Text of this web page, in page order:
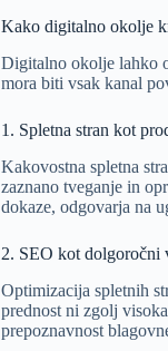
Kako digitalno okolje
Digitalno okolje lahko
mora biti vsak kanal
1. Spletna stran kot
Kakovostnaspletna
zaznano tveganje in
dokaze, odgovarja na
2. SEO kot dolgoročni
Optimizacija spletnih
prednost ni zgolj
prepoznavnost